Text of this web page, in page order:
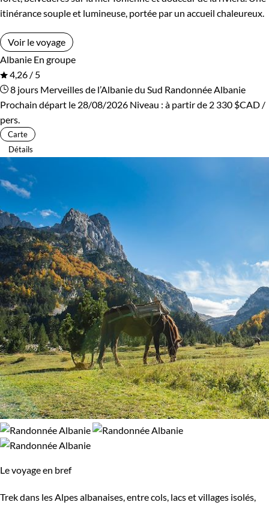
Refuge, gîte, dortoir Standard
Itinérance
Itinérant Semi-itinérant
Environnement
Montagne
itinérance souple et lumineuse, portée par un accueil chaleureux.
Voir le voyage
Albanie En groupe
4,26 / 5
8 jours Merveilles de l’Albanie du Sud Randonnée Albanie
Prochain départ le 28/08/2026 Niveau : à partir de 2 330 $CAD /
pers.
Carte
Détails
Le voyage en bref
Trek dans les Alpes albanaises, entre cols, lacs et villages isolés,